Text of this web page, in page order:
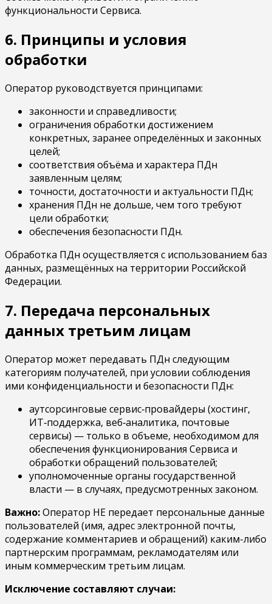
функциональности Сервиса.
6. Принципы и условия
обработки
Оператор руководствуется принципами:
законности и справедливости;
ограничения обработки достижением
конкретных, заранее определённых и законных
целей;
соответствия объёма и характера ПДн
заявленным целям;
точности, достаточности и актуальности ПДн;
хранения ПДн не дольше, чем того требуют
цели обработки;
обеспечения безопасности ПДн.
Обработка ПДн осуществляется с использованием баз
данных, размещённых на территории Российской
Федерации.
7. Передача персональных
данных третьим лицам
Оператор может передавать ПДн следующим
категориям получателей, при условии соблюдения
ими конфиденциальности и безопасности ПДн:
аутсорсинговые сервис‑провайдеры (хостинг,
ИТ‑поддержка, веб‑аналитика, почтовые
сервисы) — только в объеме, необходимом для
обеспечения функционирования Сервиса и
обработки обращений пользователей;
уполномоченные органы государственной
власти — в случаях, предусмотренных законом.
Важно:Оператор НЕ передает персональные данные
пользователей (имя, адрес электронной почты,
содержание комментариев и обращений) каким-либо
партнерским программам, рекламодателям или
иным коммерческим третьим лицам.
Исключение составляют случаи: